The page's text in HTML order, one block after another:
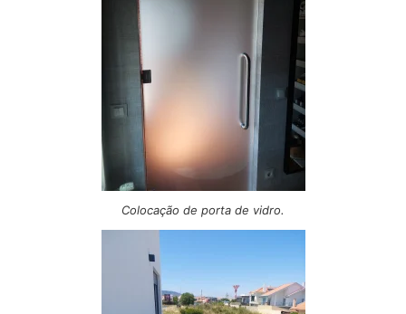
Colocação de porta de vidro.